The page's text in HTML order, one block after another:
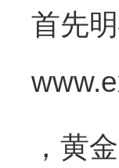
首先
，黄